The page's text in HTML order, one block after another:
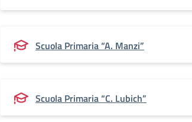
Scuola Primaria “A. Manzi”
Scuola Primaria “C. Lubich”